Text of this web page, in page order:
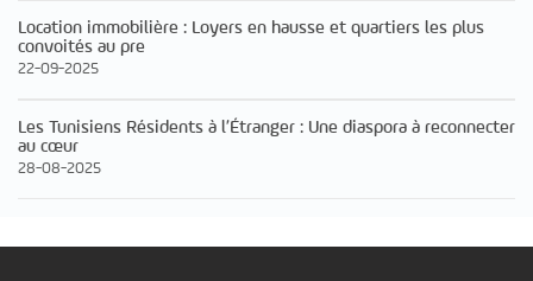
Location immobilière : Loyers en hausse et quartiers les plus
convoités au pre
22-09-2025
Les Tunisiens Résidents à l’Étranger : Une diaspora à reconnecter
au cœur
28-08-2025